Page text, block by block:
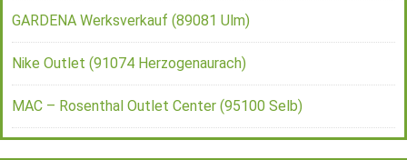
GARDENA Werksverkauf (89081 Ulm)
Nike Outlet (91074 Herzogenaurach)
MAC – Rosenthal Outlet Center (95100 Selb)